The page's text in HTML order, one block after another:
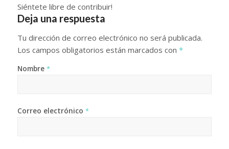
Siéntete libre de contribuir!
Deja una respuesta
Tu dirección de correo electrónico no será publicada.
Los campos obligatorios están marcados con *
Nombre *
Correo electrónico *